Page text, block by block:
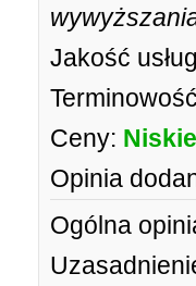
Jakość
Ceny: Niskie
Opinia
Ogólna